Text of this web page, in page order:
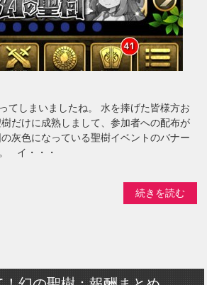
てしまいましたね。 水を捧げた皆様方お
だけに成熟しまして、参加者への配布が
灰色になっている聖樹イベントのバナー
イ・・・
続きを読む